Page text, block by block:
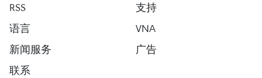
RSS
支持
语言
VNA
新闻服务
广告
联系